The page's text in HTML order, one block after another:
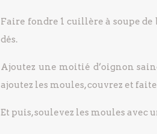
Faire fondre 1 cuillère à soupe
dés.
Ajoutez une moitié d’oignon
ajoutez les moules, couvrez et
Et puis, soulevez les moules